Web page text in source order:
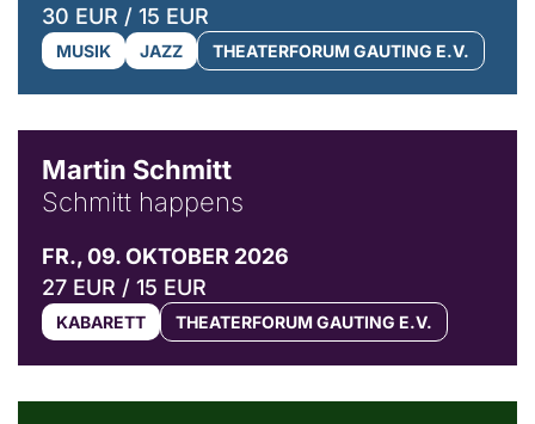
30 EUR / 15 EUR
MUSIK JAZZ THEATERFORUM GAUTING E.V.
Martin Schmitt
Schmitt happens
FR., 09. OKTOBER 2026
27 EUR / 15 EUR
KABARETT THEATERFORUM GAUTING E.V.